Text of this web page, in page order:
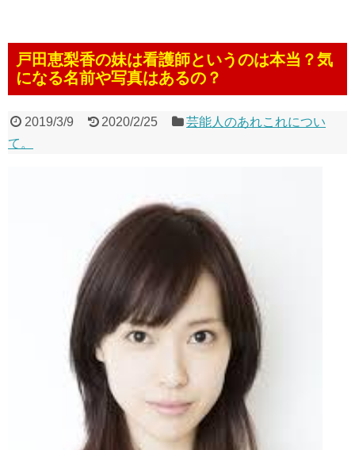
戸田恵梨香の妹は看護師というのは本当？気
になる名前や写真はあるの？
2019/3/9 2020/2/25
芸能人のあれこれについ
て。